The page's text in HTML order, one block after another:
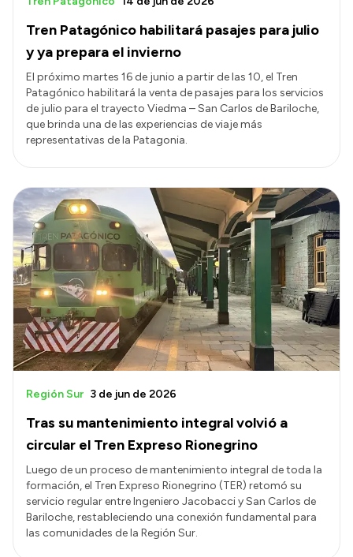
Tren Patagónico habilitará pasajes para julio
y ya prepara el invierno
El próximo martes 16 de junio a partir de las 10, el Tren
Patagónico habilitará la venta de pasajes para los servicios
de julio para el trayecto Viedma – San Carlos de Bariloche,
que brinda una de las experiencias de viaje más
representativas de la Patagonia.
Tras su mantenimiento integral volvió a
circular el Tren Expreso Rionegrino
Región Sur 3 de jun de 2026
Luego de un proceso de mantenimiento integral de toda la
formación, el Tren Expreso Rionegrino (TER) retomó su
servicio regular entre Ingeniero Jacobacci y San Carlos de
Bariloche, restableciendo una conexión fundamental para
las comunidades de la Región Sur.